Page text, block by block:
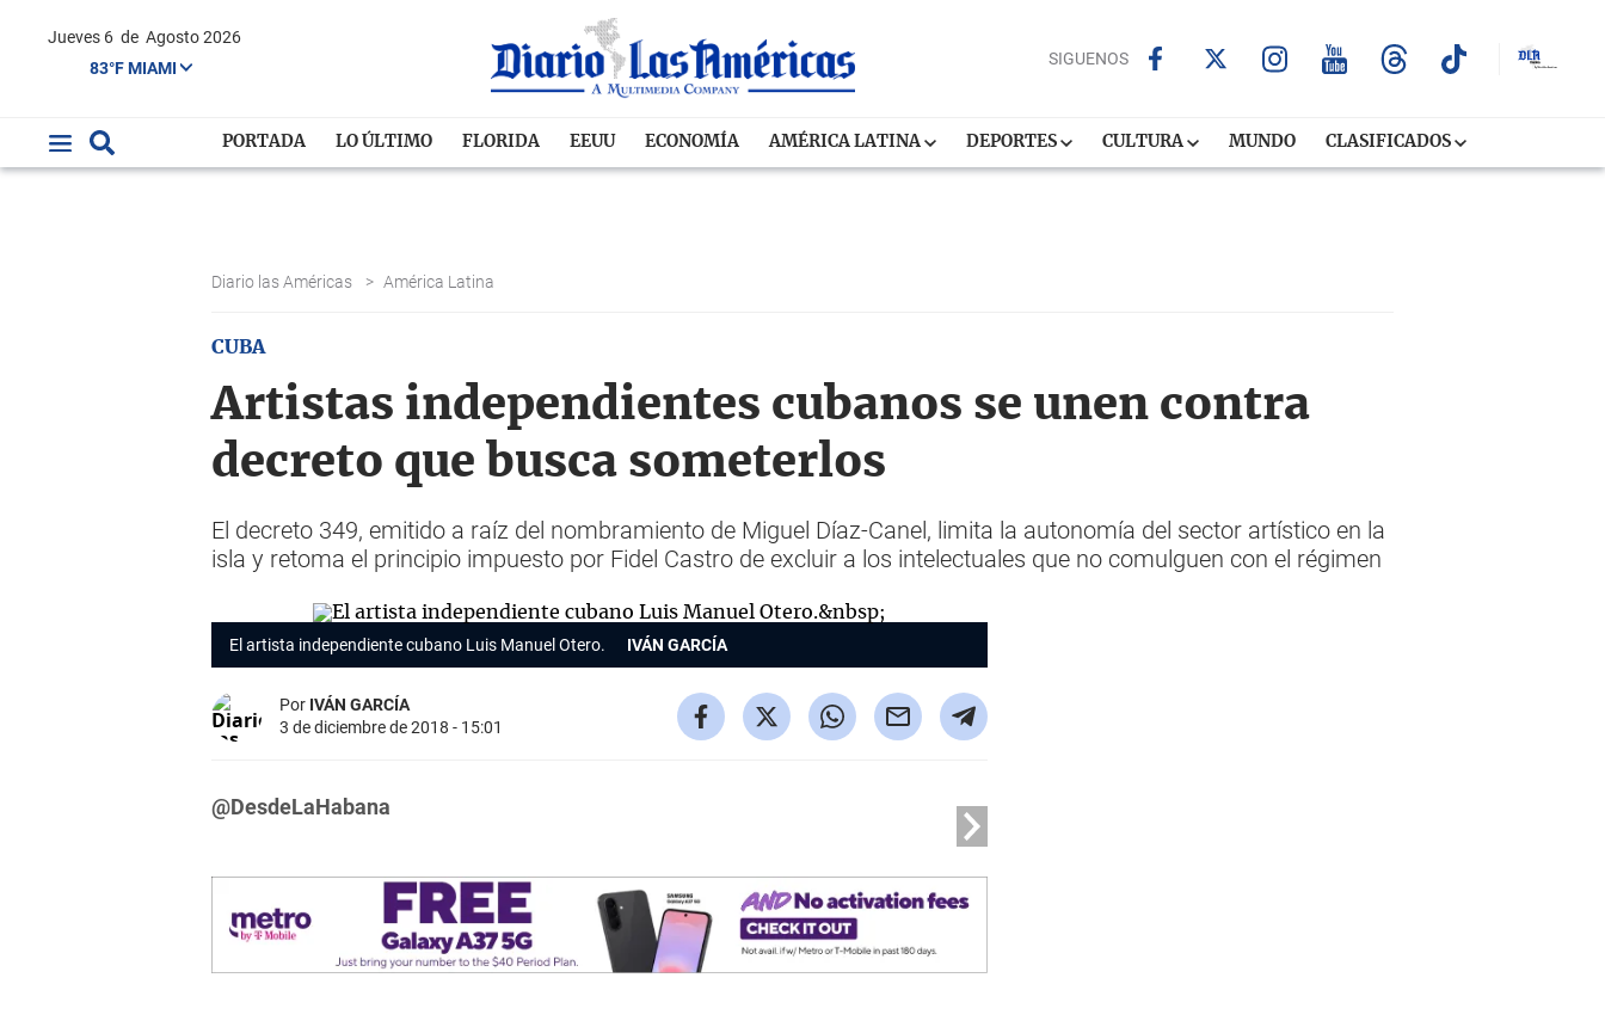
Jueves 6 de Agosto 2026
83°F MIAMI
SIGUENOS
PORTADA LO ÚLTIMO FLORIDA EEUU ECONOMÍA AMÉRICA LATINA DEPORTES CULTURA MUNDO CLASIFICADOS
Diario las Américas > América Latina
CUBA
Artistas independientes cubanos se unen contra
decreto que busca someterlos
El decreto 349, emitido a raíz del nombramiento de Miguel Díaz-Canel, limita la autonomía del sector artístico en la
isla y retoma el principio impuesto por Fidel Castro de excluir a los intelectuales que no comulguen con el régimen
El artista independiente cubano Luis Manuel Otero. IVÁN GARCÍA
Por IVÁN GARCÍA
3 de diciembre de 2018 - 15:01
@DesdeLaHabana